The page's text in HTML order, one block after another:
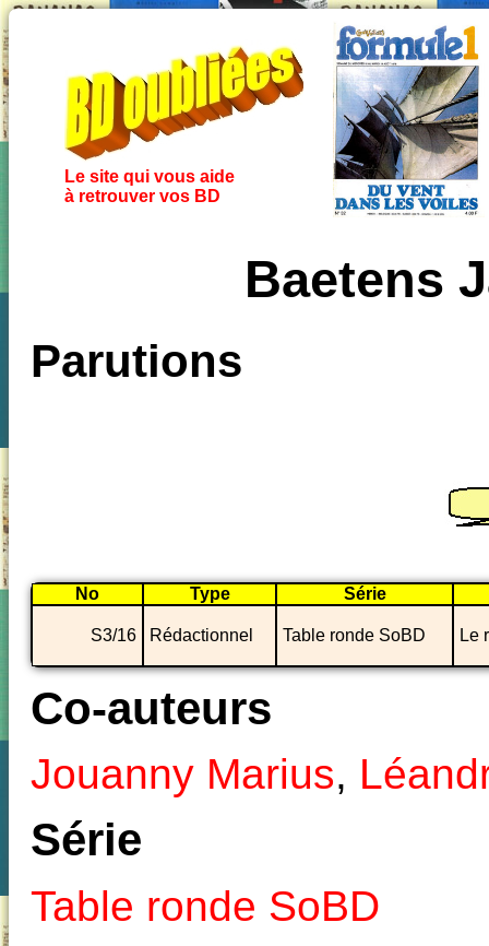
Le site qui vous aide
à retrouver vos BD
Baetens
Parutions
No Type Série
S3/16 Rédactionnel Table ronde SoBD Le
Co-auteurs
Jouanny Marius,
Série
Table ronde SoBD